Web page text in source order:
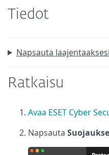
Tiedot
Napsauta laajentaaksesi
Ratkaisu
Avaa ESET Cyber
Napsauta